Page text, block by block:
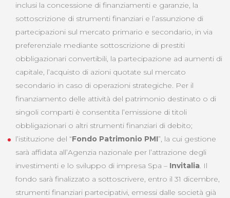
inclusi la concessione di finanziamenti e garanzie, la
sottoscrizione di strumenti finanziari e l’assunzione di
partecipazioni sul mercato primario e secondario, in via
preferenziale mediante sottoscrizione di prestiti
obbligazionari convertibili, la partecipazione ad aumenti di
capitale, l’acquisto di azioni quotate sul mercato
secondario in caso di operazioni strategiche. Per il
finanziamento delle attività del patrimonio destinato o di
singoli comparti è consentita l’emissione di titoli
obbligazionari o altri strumenti finanziari di debito;
l’istituzione del “Fondo Patrimonio PMI”, la cui gestione
sarà affidata all’Agenzia nazionale per l’attrazione degli
investimenti e lo sviluppo di impresa Spa – Invitalia. Il
fondo sarà finalizzato a sottoscrivere, entro il 31 dicembre,
strumenti finanziari partecipativi, emessi dalle società già